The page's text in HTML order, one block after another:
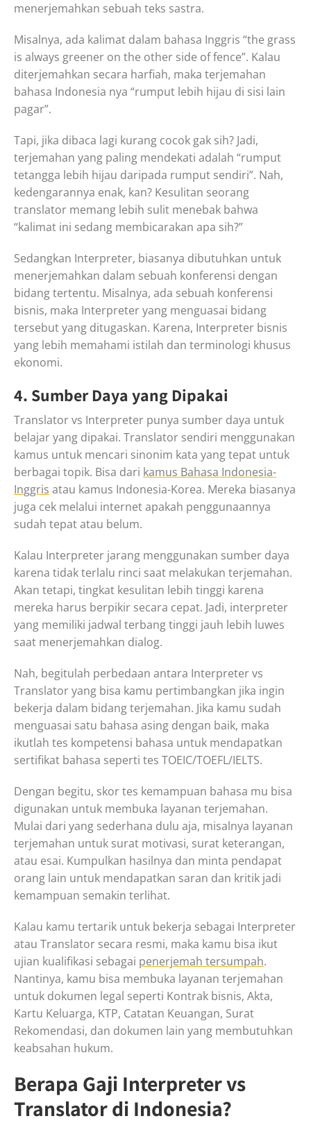
menerjemahkan sebuah teks sastra.
Misalnya, ada kalimat dalam bahasa Inggris “the grass
is always greener on the other side of fence”. Kalau
diterjemahkan secara harfiah, maka terjemahan
bahasa Indonesia nya “rumput lebih hijau di sisi lain
pagar”.
Tapi, jika dibaca lagi kurang cocok gak sih? Jadi,
terjemahan yang paling mendekati adalah “rumput
tetangga lebih hijau daripada rumput sendiri”. Nah,
kedengarannya enak, kan? Kesulitan seorang
translator memang lebih sulit menebak bahwa
“kalimat ini sedang membicarakan apa sih?”
Sedangkan Interpreter, biasanya dibutuhkan untuk
menerjemahkan dalam sebuah konferensi dengan
bidang tertentu. Misalnya, ada sebuah konferensi
bisnis, maka Interpreter yang menguasai bidang
tersebut yang ditugaskan. Karena, Interpreter bisnis
yang lebih memahami istilah dan terminologi khusus
ekonomi.
4. Sumber Daya yang Dipakai
Translator vs Interpreter punya sumber daya untuk
belajar yang dipakai. Translator sendiri menggunakan
kamus untuk mencari sinonim kata yang tepat untuk
berbagai topik. Bisa dari kamus Bahasa Indonesia-
Inggris atau kamus Indonesia-Korea. Mereka biasanya
juga cek melalui internet apakah penggunaannya
sudah tepat atau belum.
Kalau Interpreter jarang menggunakan sumber daya
karena tidak terlalu rinci saat melakukan terjemahan.
Akan tetapi, tingkat kesulitan lebih tinggi karena
mereka harus berpikir secara cepat. Jadi, interpreter
yang memiliki jadwal terbang tinggi jauh lebih luwes
saat menerjemahkan dialog.
Nah, begitulah perbedaan antara Interpreter vs
Translator yang bisa kamu pertimbangkan jika ingin
bekerja dalam bidang terjemahan. Jika kamu sudah
menguasai satu bahasa asing dengan baik, maka
ikutlah tes kompetensi bahasa untuk mendapatkan
sertifikat bahasa seperti tes TOEIC/TOEFL/IELTS.
Dengan begitu, skor tes kemampuan bahasa mu bisa
digunakan untuk membuka layanan terjemahan.
Mulai dari yang sederhana dulu aja, misalnya layanan
terjemahan untuk surat motivasi, surat keterangan,
atau esai. Kumpulkan hasilnya dan minta pendapat
orang lain untuk mendapatkan saran dan kritik jadi
kemampuan semakin terlihat.
Kalau kamu tertarik untuk bekerja sebagai Interpreter
atau Translator secara resmi, maka kamu bisa ikut
ujian kualifikasi sebagai penerjemah tersumpah.
Nantinya, kamu bisa membuka layanan terjemahan
untuk dokumen legal seperti Kontrak bisnis, Akta,
Kartu Keluarga, KTP, Catatan Keuangan, Surat
Rekomendasi, dan dokumen lain yang membutuhkan
keabsahan hukum.
Berapa Gaji Interpreter vs
Translator di Indonesia?